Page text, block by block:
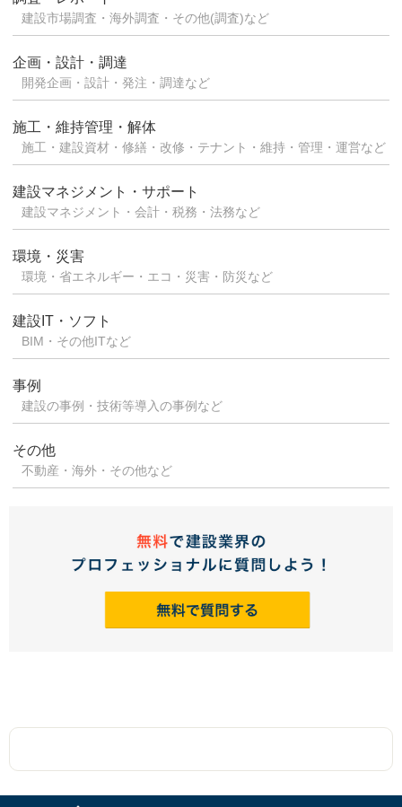
建設市場調査・海外調査・その他(調査)など
企画・設計・調達
開発企画・設計・発注・調達など
施工・維持管理・解体
施工・建設資材・修繕・改修・テナント・維持・管理・運営など
建設マネジメント・サポート
建設マネジメント・会計・税務・法務など
環境・災害
環境・省エネルギー・エコ・災害・防災など
建設IT・ソフト
BIM・その他ITなど
事例
建設の事例・技術等導入の事例など
その他
不動産・海外・その他など